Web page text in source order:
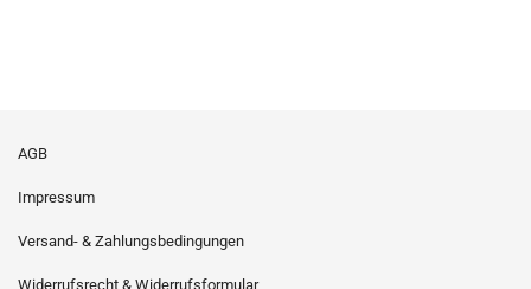
AGB
Impressum
Versand- & Zahlungsbedingungen
Widerrufsrecht & Widerrufsformular